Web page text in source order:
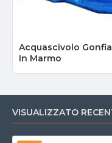
Acquascivolo
In Marmo
VISUALIZZATO